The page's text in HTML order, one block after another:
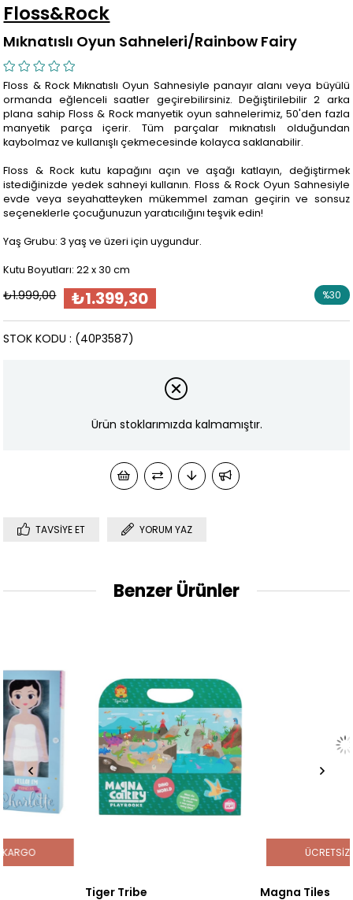
Floss&Rock
Mıknatıslı Oyun Sahneleri/Rainbow Fairy
Floss & Rock Mıknatıslı Oyun Sahnesiyle panayır alanı veya büyülü
ormanda eğlenceli saatler geçirebilirsiniz. Değiştirilebilir 2 arka
plana sahip Floss & Rock manyetik oyun sahnelerimiz, 50'den fazla
manyetik parça içerir. Tüm parçalar mıknatıslı olduğundan
kaybolmaz ve kullanışlı çekmecesinde kolayca saklanabilir.
Floss & Rock kutu kapağını açın ve aşağı katlayın, değiştirmek
istediğinizde yedek sahneyi kullanın. Floss & Rock Oyun Sahnesiyle
evde veya seyahatteyken mükemmel zaman geçirin ve sonsuz
seçeneklerle çocuğunuzun yaratıcılığını teşvik edin!
Yaş Grubu: 3 yaş ve üzeri için uygundur.
Kutu Boyutları: 22 x 30 cm
₺1.999,00 ₺1.399,30 %30
(40P3587)
STOK KODU
Ürün stoklarımızda kalmamıştır.
TAVSIYE ET YORUM YAZ
Benzer Ürünler
ÜCRETSIZ KARGO